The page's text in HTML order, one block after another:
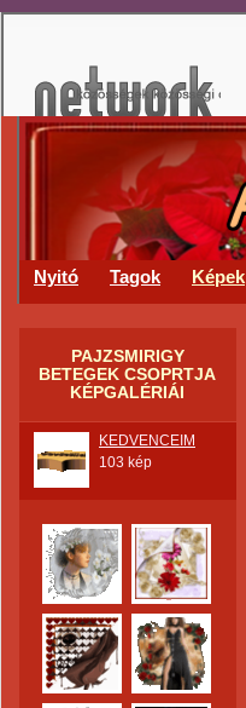
Nyitó Tagok Képek
PAJZSMIRIGY
BETEGEK CSOPRTJA
KÉPGALÉRIÁI
KEDVENCEIM
103 kép